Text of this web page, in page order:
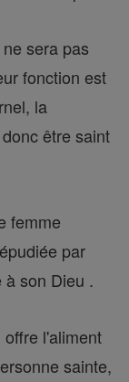
sera pas
fonction est
la
être saint
femme
par
son Dieu .
l'aliment
sainte,